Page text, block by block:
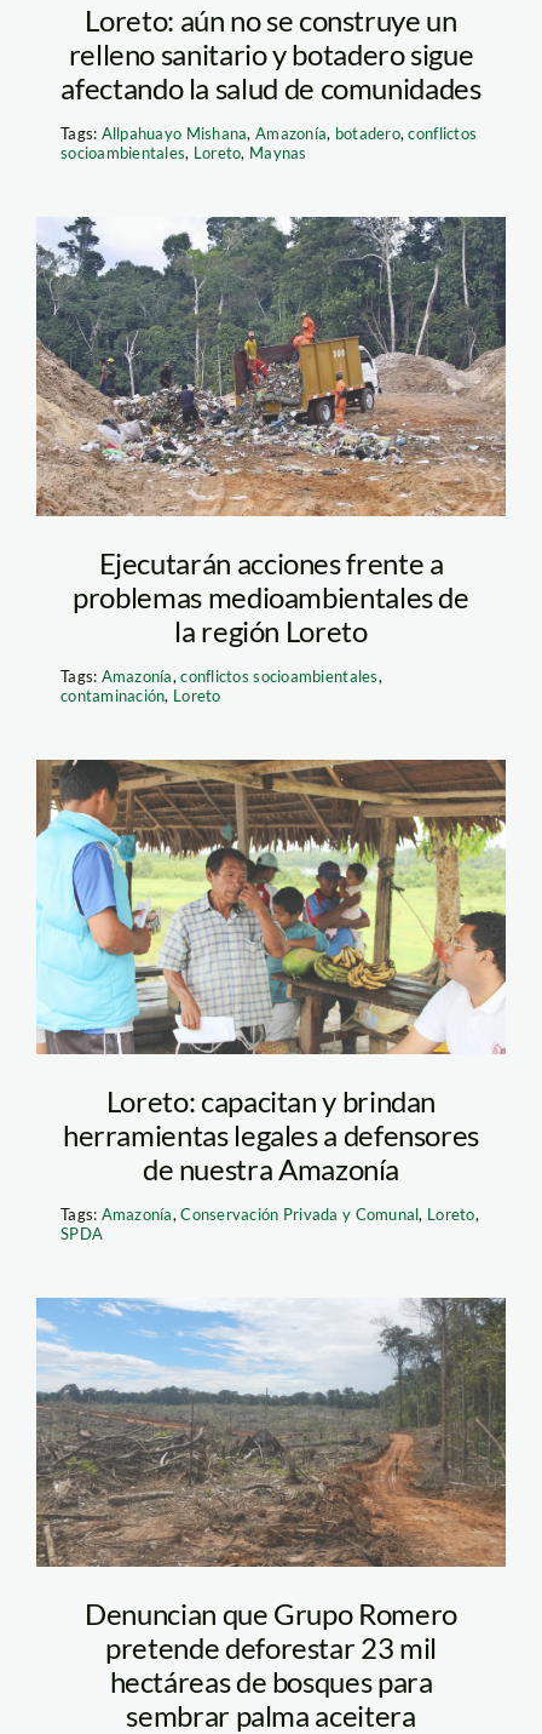
Loreto: aún no se construye un
relleno sanitario y botadero sigue
afectando la salud de comunidades
Tags: Allpahuayo Mishana,Amazonía, botadero,conflictos
socioambientales, Loreto, Maynas
botadero_loreto_spda
Ejecutarán acciones frente a
problemas medioambientales de
la región Loreto
Tags: Amazonía,conflictos socioambientales,
contaminación, Loreto
cjg-loreto-spda
Loreto: capacitan y brindan
herramientas legales a defensores
de nuestra Amazonía
Tags: Amazonía,Conservación Privada y Comunal, Loreto,
SPDA
Denuncian que Grupo Romero
pretende deforestar 23 mil
hectáreas de bosques para
sembrar palma aceitera